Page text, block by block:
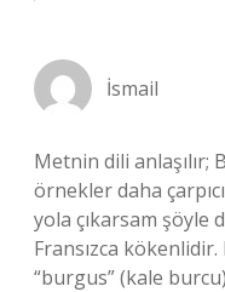
İsmail
Metnin dili anlaşılır;
örnekler daha
yola çıkarsam şöyle
Fransızca
“burgus” (kale